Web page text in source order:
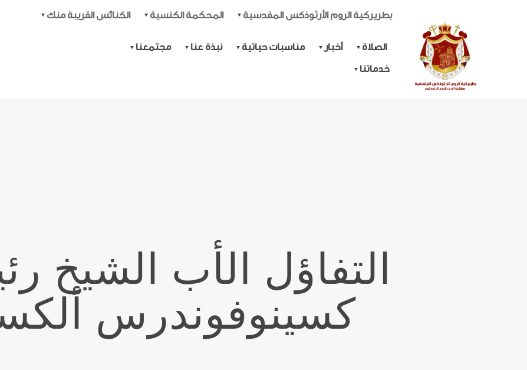
بطريركية الروم الأرثوذكس المقدسية المحكمة الكنسية الكنائس القريبة منك
الصلاة أخبار مناسبات حياتية نبذة عنا مجتمعنا
خدماتنا
التفاؤل الأب الشيخ
كسينوفوندرس